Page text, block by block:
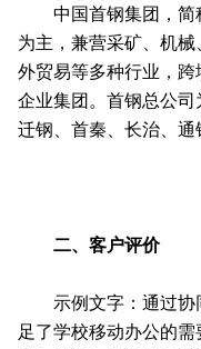
中国首钢集团，
为主，兼营采矿、机
外贸易等多种行业，
企业集团。首钢总公司
迁钢、首秦、长治、
二、客户评价
示例文字：通过
足了学校移动办公的